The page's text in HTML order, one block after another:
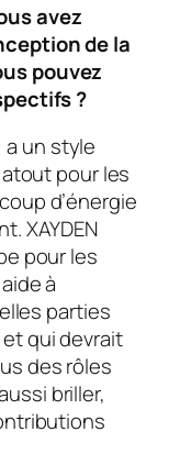
avez
de la
pouvez
?
a un style
pour les
d’énergie
XAYDEN
pour les
à
parties
qui devrait
des rôles
briller,